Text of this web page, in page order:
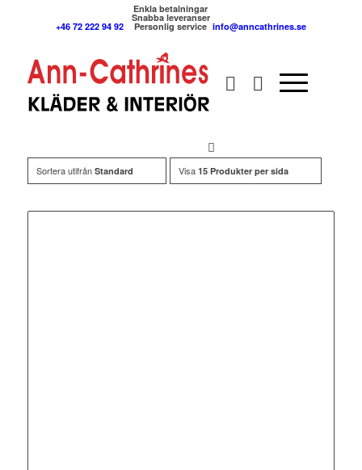
+46 72 222 94 92
Enkla betalningar
Snabba leveranser
Personlig service info@anncathrines.se
Sortera utifrån Standard Visa 15 Produkter per sida